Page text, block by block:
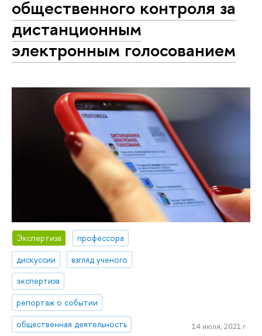
общественного контроля за
дистанционным
электронным голосованием
Экспертиза
профессора
дискуссии
взгляд ученого
экспертиза
репортаж о событии
общественная деятельность
14 июля, 2021 г.